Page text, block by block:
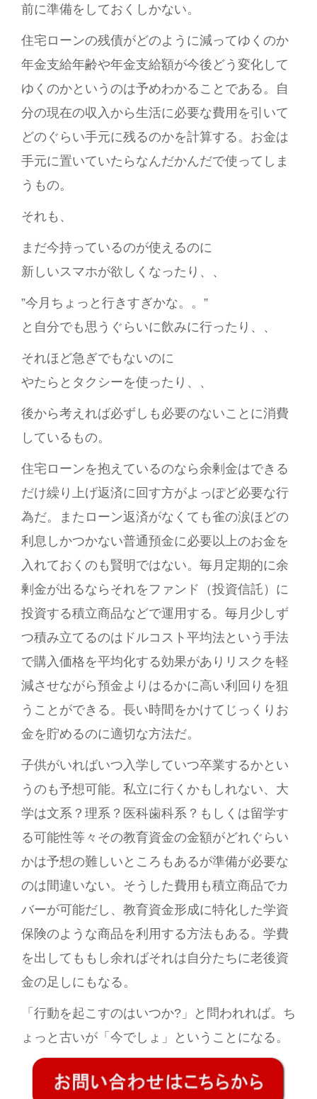
前に準備をしておくしかない。
住宅ローンの残債がどのように減ってゆくのか
年金支給年齢や年金支給額が今後どう変化して
ゆくのかというのは予めわかることである。自
分の現在の収入から生活に必要な費用を引いて
どのぐらい手元に残るのかを計算する。お金は
手元に置いていたらなんだかんだで使ってしま
うもの。
それも、
まだ今持っているのが使えるのに
新しいスマホが欲しくなったり、、
”今月ちょっと行きすぎかな。。”
と自分でも思うぐらいに飲みに行ったり、、
それほど急ぎでもないのに
やたらとタクシーを使ったり、、
後から考えれば必ずしも必要のないことに消費
しているもの。
住宅ローンを抱えているのなら余剰金はできる
だけ繰り上げ返済に回す方がよっぽど必要な行
為だ。またローン返済がなくても雀の涙ほどの
利息しかつかない普通預金に必要以上のお金を
入れておくのも賢明ではない。毎月定期的に余
剰金が出るならそれをファンド（投資信託）に
投資する積立商品などで運用する。毎月少しず
つ積み立てるのはドルコスト平均法という手法
で購入価格を平均化する効果がありリスクを軽
減させながら預金よりはるかに高い利回りを狙
うことができる。長い時間をかけてじっくりお
金を貯めるのに適切な方法だ。
子供がいればいつ入学していつ卒業するかとい
うのも予想可能。私立に行くかもしれない、大
学は文系？理系？医科歯科系？もしくは留学す
る可能性等々その教育資金の金額がどれぐらい
かは予想の難しいところもあるが準備が必要な
のは間違いない。そうした費用も積立商品でカ
バーが可能だし、教育資金形成に特化した学資
保険のような商品を利用する方法もある。学費
を出してももし余ればそれは自分たちに老後資
金の足しにもなる。
「行動を起こすのはいつか?」と問われれば。ち
ょっと古いが「今でしょ」ということになる。